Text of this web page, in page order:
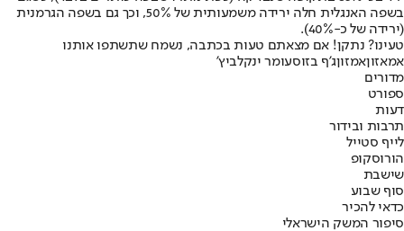
בשפה האנגלית חלה ירידה משמעותית של 50%, וכך גם בשפה הגרמנית
(ירידה של כ-40%).
טעינו? נתקן! אם מצאתם טעות בכתבה, נשמח שתשתפו אותנו
אמאזוןאמזוןג'ף בזוסעומר ינקלביץ'
מדורים
ספורט
דעות
תרבות ובידור
לייף סטייל
הורוסקופ
שישבת
סוף שבוע
כדאי להכיר
סיפור המשק הישראלי